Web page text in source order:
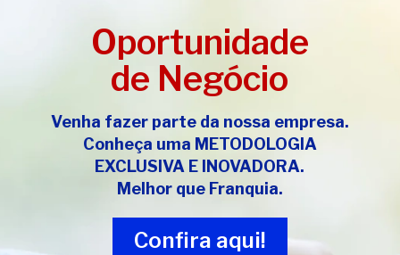
Oportunidade
de Negócio
Venha fazer parte da nossa empresa.
Conheça uma METODOLOGIA
EXCLUSIVA E INOVADORA.
Melhor que Franquia.
Confira aqui!